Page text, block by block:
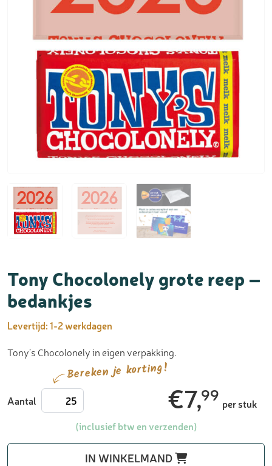
Tony Chocolonely grote reep –
bedankjes
Levertijd:1-2 werkdagen
Tony’s Chocolonely in eigen verpakking.
Bereken je korting!
Aantal Tony
Chocolonely
€7,99 per stuk
(inclusief btw en verzenden)
IN WINKELMAND